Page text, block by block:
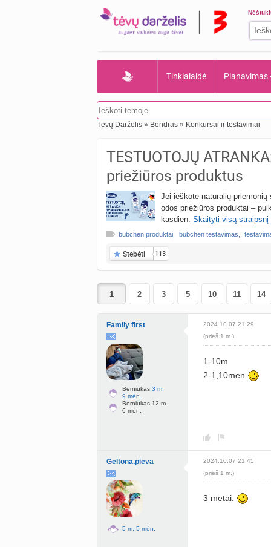
Tinklalaidė Planavimas
Tėvų Darželis » Bendras » Konkursai ir testavimai
TESTUOTOJŲ
priežiūros produktus
Jei ieškote natūralių
odos priežiūros produktai –
kasdien. Skaityti visą straipsnį
bubchen produktai bubchen testavimas
Stebėti 113
2 3 5 10 11 14
Family first
Berniukas 3 m.
9 mėn.
Berniukas 12 m.
6 mėn.
2024.10.07 21:29
(prieš 1 m.)
1-10m
2-1,10men
Geltona.pieva
5 m. 5 mėn.
2024.10.07 21:45
(prieš 1 m.)
3 metai.